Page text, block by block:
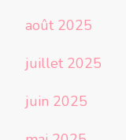
août 2025
juillet 2025
juin 2025